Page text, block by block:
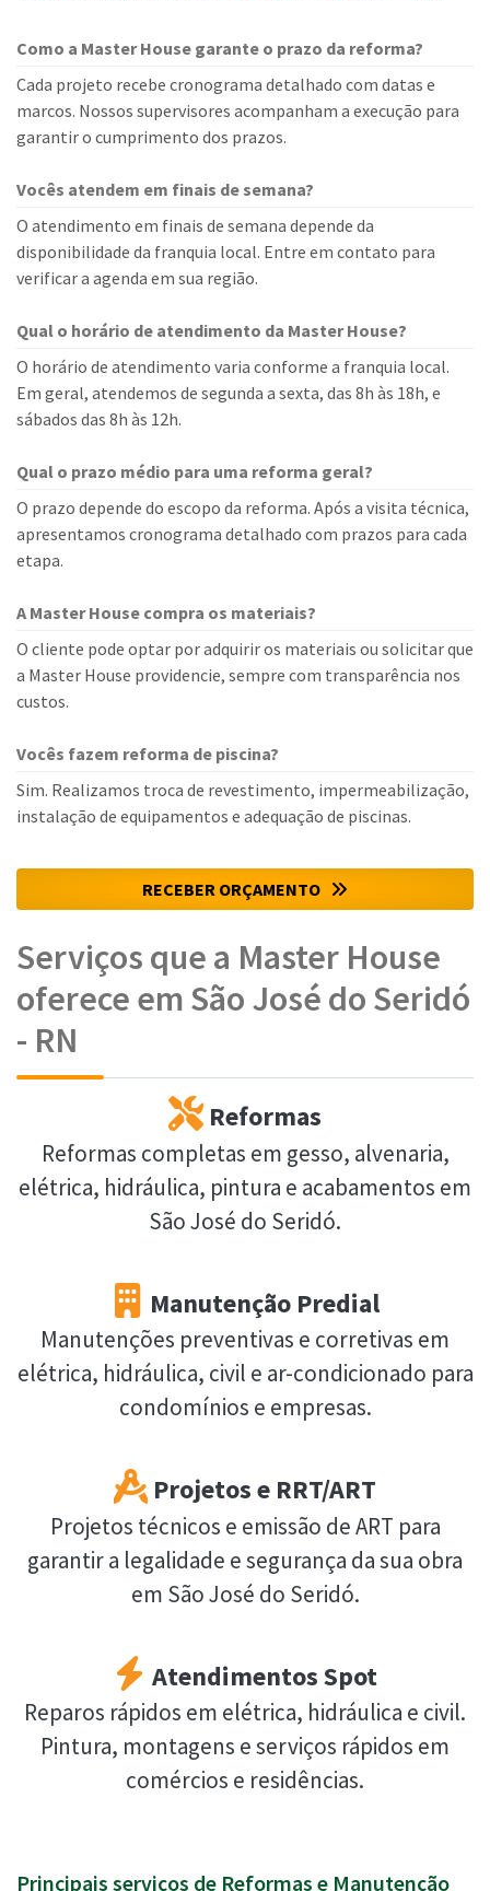
Como a Master House garante o prazo da reforma?
Cada projeto recebe cronograma detalhado com datas e
marcos. Nossos supervisores acompanham a execução para
garantir o cumprimento dos prazos.
Vocês atendem em finais de semana?
O atendimento em finais de semana depende da
disponibilidade da franquia local. Entre em contato para
verificar a agenda em sua região.
Qual o horário de atendimento da Master House?
O horário de atendimento varia conforme a franquia local.
Em geral, atendemos de segunda a sexta, das 8h às 18h, e
sábados das 8h às 12h.
Qual o prazo médio para uma reforma geral?
O prazo depende do escopo da reforma. Após a visita técnica,
apresentamos cronograma detalhado com prazos para cada
etapa.
A Master House compra os materiais?
O cliente pode optar por adquirir os materiais ou solicitar que
a Master House providencie, sempre com transparência nos
custos.
Vocês fazem reforma de piscina?
Sim. Realizamos troca de revestimento, impermeabilização,
instalação de equipamentos e adequação de piscinas.
RECEBER ORÇAMENTO
Serviços que a Master House
oferece em São José do Seridó
- RN
Reformas
Reformas completas em gesso, alvenaria,
elétrica, hidráulica, pintura e acabamentos em
São José do Seridó.
Manutenção Predial
Manutenções preventivas e corretivas em
elétrica, hidráulica, civil e ar-condicionado para
condomínios e empresas.
Projetos e RRT/ART
Projetos técnicos e emissão de ART para
garantir a legalidade e segurança da sua obra
em São José do Seridó.
Atendimentos Spot
Reparos rápidos em elétrica, hidráulica e civil.
Pintura, montagens e serviços rápidos em
comércios e residências.
Principais serviços de Reformas e Manutenção